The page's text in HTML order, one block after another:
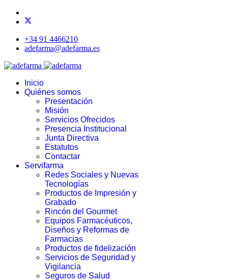
+34 91 4466210
adefarma@adefarma.es
Inicio
Quiénes somos
Presentación
Misión
Servicios Ofrecidos
Presencia Institucional
Junta Directiva
Estatutos
Contactar
Servifarma
Redes Sociales y Nuevas
Tecnologías
Productos de Impresión y
Grabado
Rincón del Gourmet
Equipos Farmacéuticos,
Diseños y Reformas de
Farmacias
Productos de fidelización
Servicios de Seguridad y
Vigilancia
Seguros de Salud